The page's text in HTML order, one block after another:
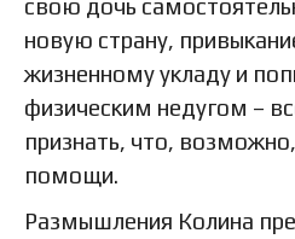
свою дочь
новую страну,
жизненному укладу и
физическим недугом –
признать, что,
помощи.
Размышления Колина